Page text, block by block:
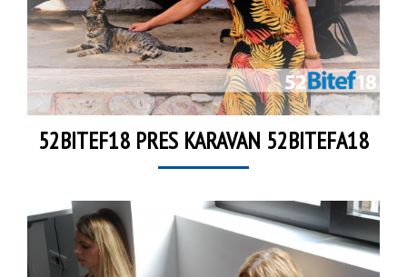
52BITEF18 PRES KARAVAN 52BITEFA18